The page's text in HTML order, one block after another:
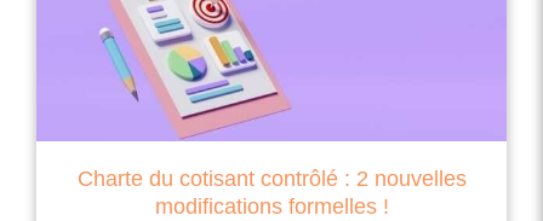
Charte du cotisant contrôlé : 2 nouvelles
modifications formelles !